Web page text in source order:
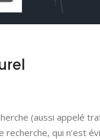
(aussi appelé
recherche, qui n’est